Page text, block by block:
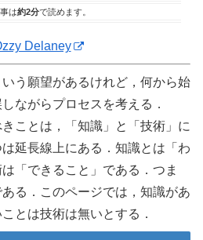
は約2分で読めます。
Delaney
う願望があるけれど，何から始
ながらプロセスを考える．
ことは，「知識」と「技術」に
延長線上にある．知識とは「わ
「できること」である．つま
る．このページでは，知識があ
とは技術は無いとする．